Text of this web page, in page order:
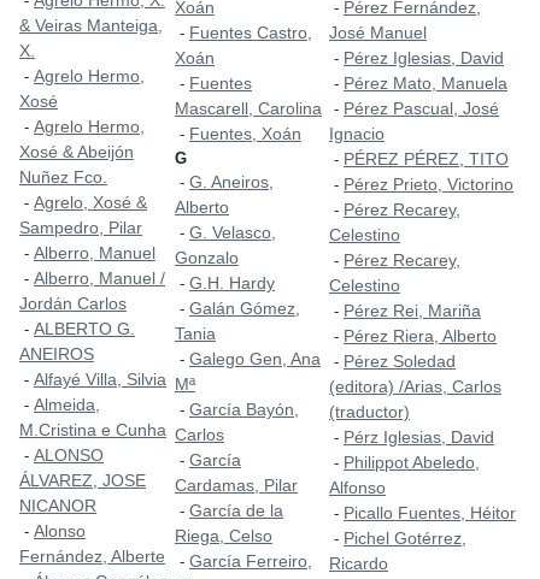
& Veiras Manteiga,
X.
- Agrelo Hermo,
Xosé
- Agrelo Hermo,
Xosé & Abeijón
Nuñez Fco.
- Agrelo, Xosé &
Sampedro, Pilar
- Alberro, Manuel
- Alberro, Manuel /
Jordán Carlos
- ALBERTO G.
ANEIROS
- Alfayé Villa, Silvia
- Almeida,
M.Cristina e Cunha
- ALONSO
ÁLVAREZ, JOSE
NICANOR
- Alonso
Fernández, Alberte
Xoán
- Fuentes Castro,
Xoán
- Fuentes
Mascarell, Carolina
- Fuentes, Xoán
G
- G. Aneiros,
Alberto
- G. Velasco,
Gonzalo
- G.H. Hardy
- Galán Gómez,
Tania
- Galego Gen, Ana
Mª
- García Bayón,
Carlos
- García
Cardamas, Pilar
- García de la
Riega, Celso
- García Ferreiro,
- Pérez Fernández,
José Manuel
- Pérez Iglesias, David
- Pérez Mato, Manuela
- Pérez Pascual, José
Ignacio
- PÉREZ PÉREZ, TITO
- Pérez Prieto, Victorino
- Pérez Recarey,
Celestino
- Pérez Recarey,
Celestino
- Pérez Rei, Mariña
- Pérez Riera, Alberto
- Pérez Soledad
(editora) /Arias, Carlos
(traductor)
- Pérz Iglesias, David
- Philippot Abeledo,
Alfonso
- Picallo Fuentes, Héitor
- Pichel Gotérrez,
Ricardo